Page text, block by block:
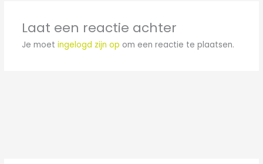
Laat een reactie achter
Je moet ingelogd zijn op om een reactie te plaatsen.